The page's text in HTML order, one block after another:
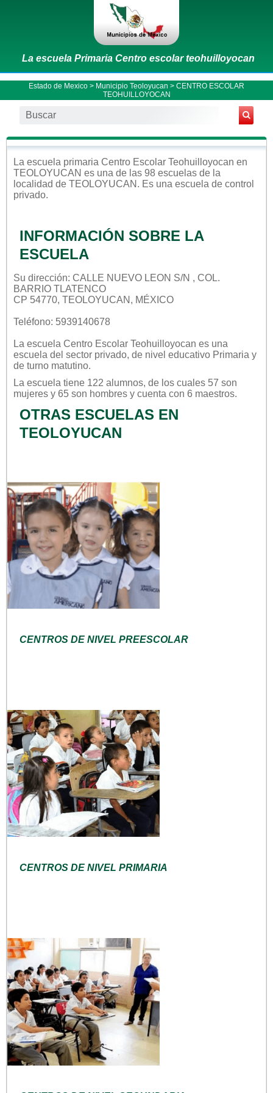
La escuela Primaria Centro escolar teohuilloyocan
Estado de Mexico > Municipio Teoloyucan > CENTRO ESCOLAR
TEOHUILLOYOCAN
La escuela primaria Centro Escolar Teohuilloyocan en
TEOLOYUCAN es una de las 98 escuelas de la
localidad de TEOLOYUCAN . Es una escuela de control
privado.
INFORMACIÓN SOBRE LA
ESCUELA
Su dirección: CALLE NUEVO LEON S/N , COL.
BARRIO TLATENCO
CP 54770, TEOLOYUCAN, MÉXICO
Teléfono: 5939140678
La escuela Centro Escolar Teohuilloyocan es una
escuela del sector privado, de nivel educativo Primaria y
de turno matutino.
La escuela tiene 122 alumnos, de los cuales 57 son
mujeres y 65 son hombres y cuenta con 6 maestros.
OTRAS ESCUELAS EN
TEOLOYUCAN
CENTROS DE NIVEL PREESCOLAR
CENTROS DE NIVEL PRIMARIA